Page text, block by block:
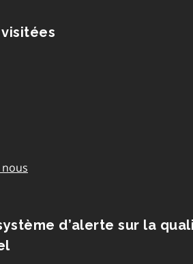
d’alerte sur la